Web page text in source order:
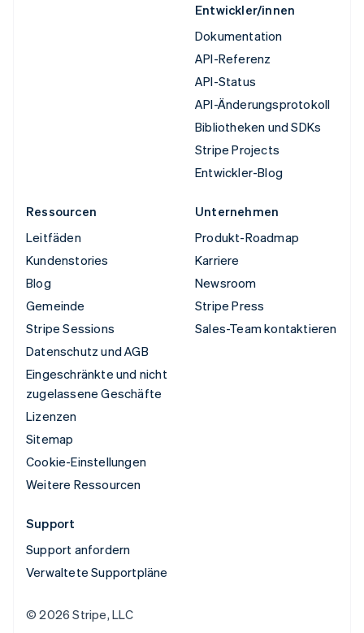
Entwickler/innen
Dokumentation
API-Referenz
API-Status
API-Änderungsprotokoll
Bibliotheken und SDKs
Stripe Projects
Entwickler-Blog
Ressourcen
Leitfäden
Kundenstories
Blog
Gemeinde
Stripe Sessions
Datenschutz und AGB
Eingeschränkte und nicht
zugelassene Geschäfte
Lizenzen
Sitemap
Cookie-Einstellungen
Weitere Ressourcen
Unternehmen
Produkt-Roadmap
Karriere
Newsroom
Stripe Press
Sales-Team kontaktieren
Support
Support anfordern
Verwaltete Supportpläne
© 2026 Stripe, LLC